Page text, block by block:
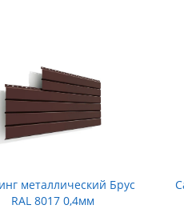
металлический Брус
RAL 8017 0,4мм